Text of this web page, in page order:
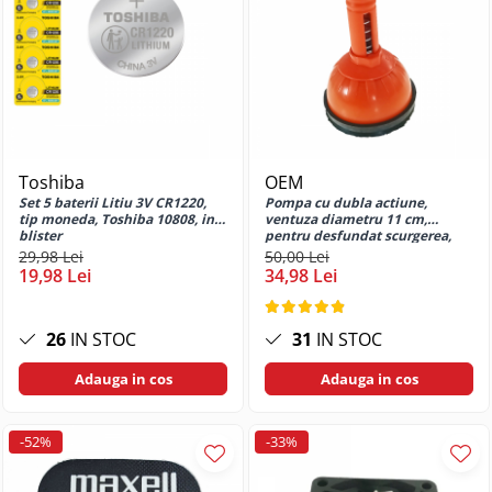
G32
Huse si protectii pentru Motorola
G34 5G
Huse si protectii pentru Motorola
G52
Huse si protectii pentru Motorola
G82
Huse si protectii pentru Motorola
G84
Huse si protectii pentru Motorola
Moto E14
Huse si protectii pentru Motorola
Huse si protectii pentru Motorola
Moto E20
Toshiba
Set 5 baterii Litiu 3V CR1220,
tip moneda, Toshiba 10808, in
blister
29,98 Lei
19,98 Lei
26 IN STOC
Adauga in cos
OEM
Pompa cu dubla actiune,
ventuza diametru 11 cm,
pentru desfundat scurgerea,
aspiratie si compresie, maner
de 13 cm cu arc
50,00 Lei
34,98 Lei
31 IN STOC
Adauga in cos
-52% -33%